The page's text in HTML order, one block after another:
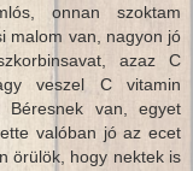
onnan szoktam
malom van, nagyon jó
azaz C
veszel C vitamin
van, egyet
valóban jó az ecet
örülök, hogy nektek is